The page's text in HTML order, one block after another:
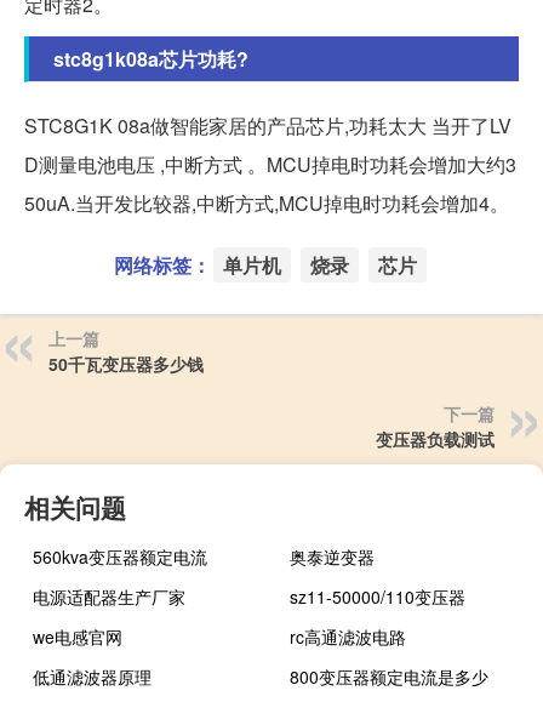
stc8g1k08a芯片功耗?
STC8G1K 08a做智能家居的产品芯片,功耗太大 当开了LV
D测量电池电压 ,中断方式 。MCU掉电时功耗会增加大约3
50uA.当开发比较器,中断方式,MCU掉电时功耗会增加4。
网络标签： 单片机 烧录 芯片
上一篇
50千瓦变压器多少钱
下一篇
变压器负载测试
相关问题
560kva变压器额定电流
奥泰逆变器
电源适配器生产厂家
sz11-50000/110变压器
we电感官网
rc高通滤波电路
低通滤波器原理
800变压器额定电流是多少